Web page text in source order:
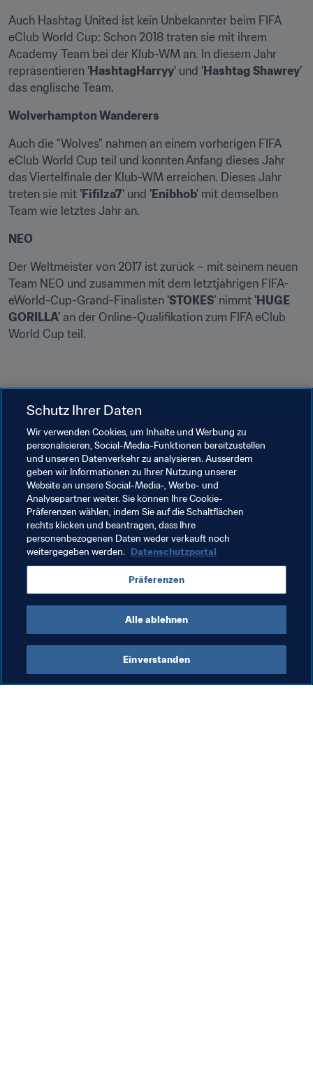
Auch Hashtag United ist kein Unbekannter beim FIFA
eClub World Cup: Schon 2018 traten sie mit ihrem
Academy Team bei der Klub-WM an. In diesem Jahr
repräsentieren 'HashtagHarryy' und 'Hashtag Shawrey'
das englische Team.
Wolverhampton Wanderers
Auch die "Wolves" nahmen an einem vorherigen FIFA
eClub World Cup teil und konnten Anfang dieses Jahr
das Viertelfinale der Klub-WM erreichen. Dieses Jahr
treten sie mit 'Fifilza7' und 'Enibhob' mit demselben
Team wie letztes Jahr an.
NEO
Der Weltmeister von 2017 ist zurück – mit seinem neuen
Team NEO und zusammen mit dem letztjährigen FIFA-
eWorld-Cup-Grand-Finalisten 'STOKES' nimmt 'HUGE
GORILLA' an der Online-Qualifikation zum FIFA eClub
World Cup teil.
Jahr am FIFA eWorld Cup teil. Zudem ist Ersterer auch
amtierender deutscher Einzel-Meister und Bremen
konnte sich letztes Jahr den deutschen Club-Meister-
Titel sichern.
TSWarriorPlayer
Was auf Nationen-Ebene funktioniert, kann auch auf
Klub-Ebene klappen – das war womöglich
'RastaArtur' und 'Tuga810' dasselbe Team wie Portugal
beim FIFA eNations Cup 2019 stellen.
Schutz Ihrer Daten
Wir verwenden Cookies, um Inhalte und Werbung zu
personalisieren, Social-Media-Funktionen bereitzustellen
und unseren Datenverkehr zu analysieren. Ausserdem
geben wir Informationen zu Ihrer Nutzung unserer
Website an unsere Social-Media-, Werbe- und
Analysepartner weiter. Sie können Ihre Cookie-
Präferenzen wählen, indem Sie auf die Schaltflächen
rechts klicken und beantragen, dass Ihre
personenbezogenen Daten weder verkauft noch
weitergegeben werden. Datenschutzportal
Präferenzen
Alle ablehnen
Einverstanden